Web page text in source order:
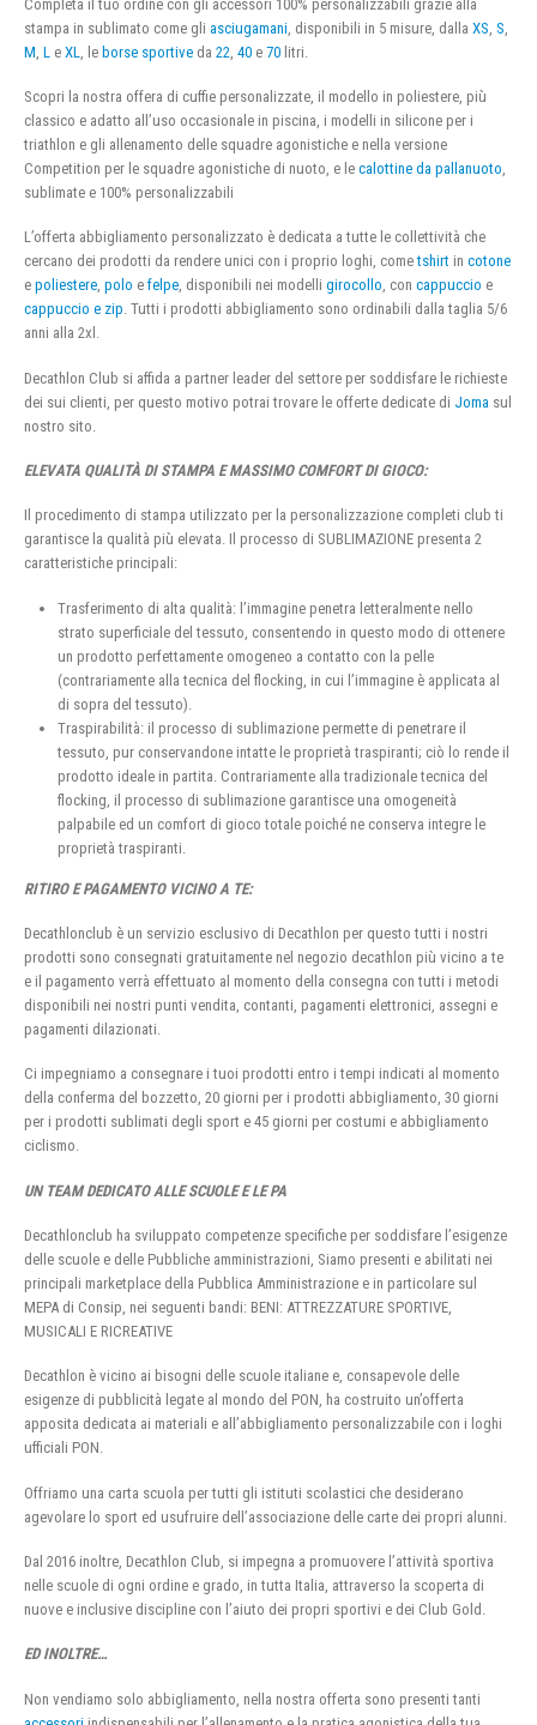
Completa il tuo ordine con gli accessori 100% personalizzabili grazie alla
stampa in sublimato come gli asciugamani , disponibili in 5 misure, dalla XS S
M L e XL , le borse sportive da 22 40 e 70 litri.
Scopri la nostra offera di cuffie personalizzate, il modello in poliestere, più
classico e adatto all’uso occasionale in piscina, i modelli in silicone per i
triathlon e gli allenamento delle squadre agonistiche e nella versione
Competition per le squadre agonistiche di nuoto, e le calottine da pallanuoto,
sublimate e 100% personalizzabili
L’offerta abbigliamento personalizzato è dedicata a tutte le collettività che
cercano dei prodotti da rendere unici con i proprio loghi, cometshirt in cotone
e poliestere, polo e felpe, disponibili nei modelli girocollo, con cappuccio e
cappuccio e zip. Tutti i prodotti abbigliamento sono ordinabili dalla taglia 5/6
anni alla 2xl.
Decathlon Club si affida a partner leader del settore per soddisfare le richieste
dei sui clienti, per questo motivo potrai trovare le offerte dedicate di Joma sul
nostro sito.
ELEVATA QUALITÀ DI STAMPA E MASSIMO COMFORT DI GIOCO:
Il procedimento di stampa utilizzato per la personalizzazione completi club ti
garantisce la qualità più elevata. Il processo di SUBLIMAZIONE presenta 2
caratteristiche principali:
Trasferimento di alta qualità: l’immagine penetra letteralmente nello
strato superficiale del tessuto, consentendo in questo modo di ottenere
un prodotto perfettamente omogeneo a contatto con la pelle
(contrariamente alla tecnica del flocking, in cui l’immagine è applicata al
di sopra del tessuto).
Traspirabilità: il processo di sublimazione permette di penetrare il
tessuto, pur conservandone intatte le proprietà traspiranti; ciò lo rende il
prodotto ideale in partita. Contrariamente alla tradizionale tecnica del
flocking, il processo di sublimazione garantisce una omogeneità
palpabile ed un comfort di gioco totale poiché ne conserva integre le
proprietà traspiranti.
RITIRO E PAGAMENTO VICINO A TE:
Decathlonclub è un servizio esclusivo di Decathlon per questo tutti i nostri
prodotti sono consegnati gratuitamente nel negozio decathlon più vicino a te
e il pagamento verrà effettuato al momento della consegna con tutti i metodi
disponibili nei nostri punti vendita, contanti, pagamenti elettronici, assegni e
pagamenti dilazionati.
Ci impegniamo a consegnare i tuoi prodotti entro i tempi indicati al momento
della conferma del bozzetto, 20 giorni per i prodotti abbigliamento, 30 giorni
per i prodotti sublimati degli sport e 45 giorni per costumi e abbigliamento
ciclismo.
UN TEAM DEDICATO ALLE SCUOLE E LE PA
Decathlonclub ha sviluppato competenze specifiche per soddisfare l’esigenze
delle scuole e delle Pubbliche amministrazioni, Siamo presenti e abilitati nei
principali marketplace della Pubblica Amministrazione e in particolare sul
MEPA di Consip, nei seguenti bandi: BENI: ATTREZZATURE SPORTIVE,
MUSICALI E RICREATIVE
Decathlon è vicino ai bisogni delle scuole italiane e, consapevole delle
esigenze di pubblicità legate al mondo del PON, ha costruito un’offerta
apposita dedicata ai materiali e all’abbigliamento personalizzabile con i loghi
ufficiali PON.
Offriamo una carta scuola per tutti gli istituti scolastici che desiderano
agevolare lo sport ed usufruire dell’associazione delle carte dei propri alunni.
Dal 2016 inoltre, Decathlon Club, si impegna a promuovere l’attività sportiva
nelle scuole di ogni ordine e grado, in tutta Italia, attraverso la scoperta di
nuove e inclusive discipline con l’aiuto dei propri sportivi e dei Club Gold.
ED INOLTRE…
Non vendiamo solo abbigliamento, nella nostra offerta sono presenti tanti